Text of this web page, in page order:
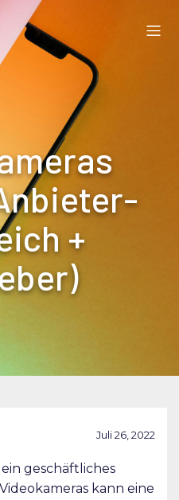
+
Juli 26, 2022
geschäftliches
kann eine